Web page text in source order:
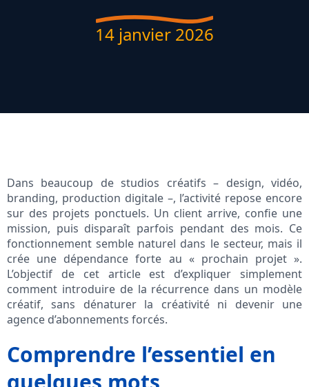
14 janvier 2026
Dans beaucoup de studios créatifs – design, vidéo,
branding, production digitale –, l’activité repose encore
sur des projets ponctuels. Un client arrive, confie une
mission, puis disparaît parfois pendant des mois. Ce
fonctionnement semble naturel dans le secteur, mais il
crée une dépendance forte au « prochain projet ».
L’objectif de cet article est d’expliquer simplement
comment introduire de la récurrence dans un modèle
créatif, sans dénaturer la créativité ni devenir une
agence d’abonnements forcés.
Comprendre l’essentiel en